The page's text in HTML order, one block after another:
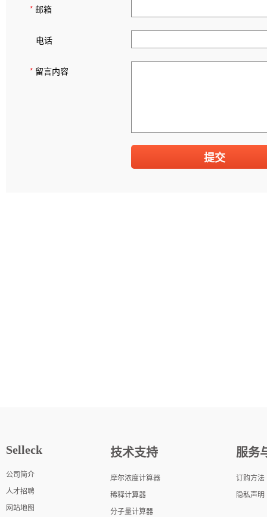
* 邮箱
电话
* 留言内容
Selleck
公司简介
人才招聘
网站地图
技术支持
摩尔浓度计算器
稀释计算器
分子量计算器
服务
订购方法
隐私声明